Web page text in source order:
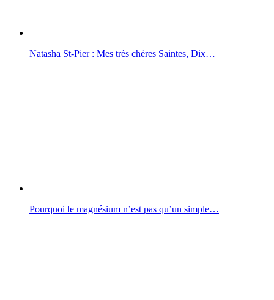
Natasha St-Pier : Mes très chères Saintes, Dix…
Pourquoi le magnésium n’est pas qu’un simple…